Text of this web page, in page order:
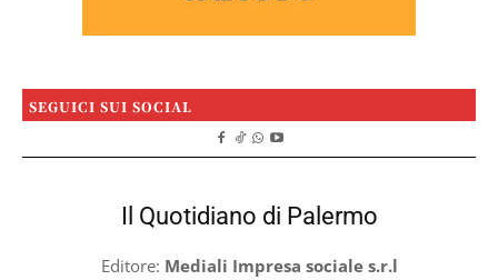
SEGUICI SUI SOCIAL
Il Quotidiano di Palermo
Editore: Mediali Impresa sociale s.r.l